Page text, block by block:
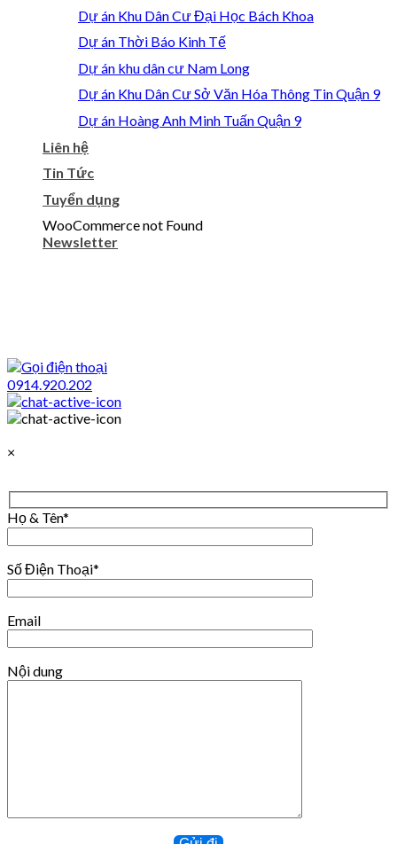
Dự án Khu Dân Cư Đại Học Bách Khoa
Dự án Thời Báo Kinh Tế
Dự án khu dân cư Nam Long
Dự án Khu Dân Cư Sở Văn Hóa Thông Tin Quận 9
Dự án Hoàng Anh Minh Tuấn Quận 9
Liên hệ
Tin Tức
Tuyển dụng
WooCommerce not Found
Newsletter
0914.920.202
×
Họ & Tên*
Số Điện Thoại*
Email
Nội dung